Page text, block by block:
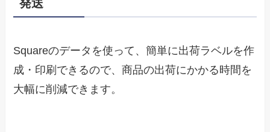
発送
Squareのデータを使って、簡単に出荷ラベルを作
成・印刷できるので、商品の出荷にかかる時間を
大幅に削減できます。